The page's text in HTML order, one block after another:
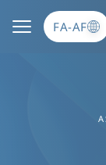
FA-AF